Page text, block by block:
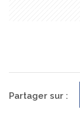
Partager sur :